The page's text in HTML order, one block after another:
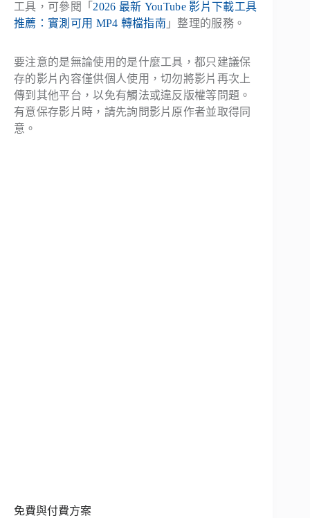
工具，可參閱「 2026 最新 YouTube 影片下載工具
推薦：實測可用 MP4 轉檔指南 」整理的服務。
要注意的是無論使用的是什麼工具，都只建議保
存的影片內容僅供個人使用，切勿將影片再次上
傳到其他平台，以免有觸法或違反版權等問題。
有意保存影片時，請先詢問影片原作者並取得同
意。
免費與付費方案